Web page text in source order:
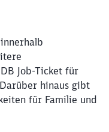
Job-Ticket für
hinaus gibt
für Familie und